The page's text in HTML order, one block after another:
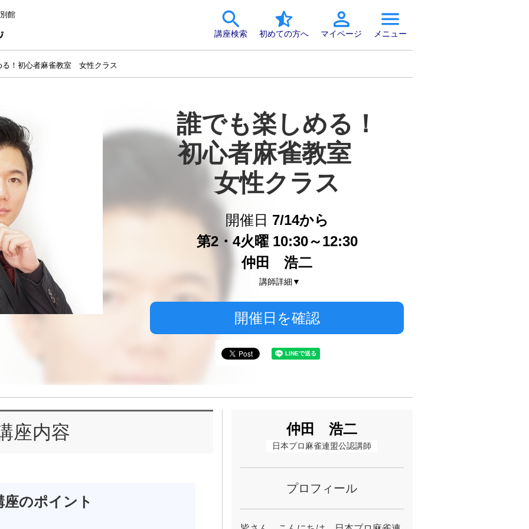
館
講座検索 初めての方へ マイページ メニュー
！初心者麻雀教室 女性クラス
誰でも楽しめる！
初心者麻雀教室
女性クラス
開催日 7/14から
第2・4火曜 10:30～12:30
仲田 浩二
講師詳細▼
開催日を確認
座内容
のポイント
仲田 浩二
日本プロ麻雀連盟公認講師
プロフィール